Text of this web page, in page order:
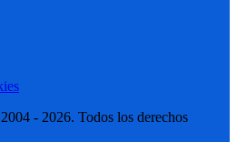
- 2026. Todos los derechos